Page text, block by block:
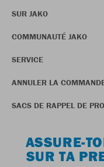
SUR JAKO
COMMUNAUTÉ JAKO
SERVICE
ANNULER LA
SACS DE RAPPEL DE
ASSURE-
SUR TA